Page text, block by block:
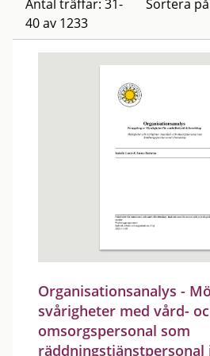
Antal träffar: 31-
40 av 1233
Sortera
Organisationsanalys -
svårigheter med vård-
omsorgspersonal som
räddningstjänstpersonal